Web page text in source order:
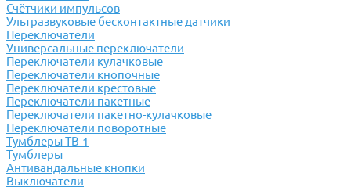
Счётчики импульсов
Ультразвуковые бесконтактные датчики
Переключатели
Универсальные переключатели
Переключатели кулачковые
Переключатели кнопочные
Переключатели крестовые
Переключатели пакетные
Переключатели пакетно-кулачковые
Переключатели поворотные
Тумблеры ТВ-1
Тумблеры
Антивандальные кнопки
Выключатели